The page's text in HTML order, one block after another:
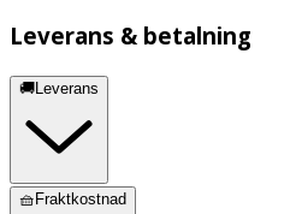
Leverans & betalning
🚚Leverans
🧺Fraktkostnad